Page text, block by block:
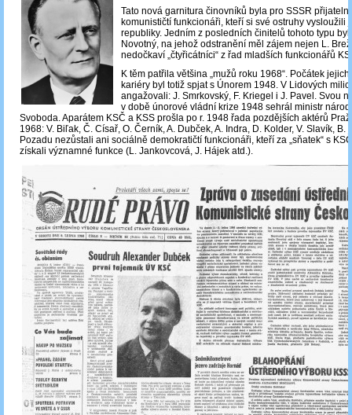
Tato nová garnitura činovníků byla pro SSSR
komunističtí funkcionáři, kteří si své ostruhy vysloužili
republiky. Jedním z posledních činitelů tohoto typu byl
Novotný, na jehož odstranění měl zájem nejen L.
nedočkaví „čtyřicátníci“ z řad mladších funkcionářů
K těm patřila většina „mužů roku 1968“. Počátek
kariéry byl totiž spjat s Únorem 1948. V Lidových
angažovali: J. Smrkovský, F. Kriegel i J. Pavel. Svou
v době únorové vládní krize 1948 sehrál ministr
Svoboda. Aparátem KSČ a KSS prošla po r. 1948 řada pozdějších aktérů
1968: V. Biľak, Č. Císař, O. Černík, A. Dubček, A. Indra, D. Kolder, V. Slavík, B.
Pozadu nezůstali ani sociálně demokratičtí funkcionáři, kteří za „sňatek“ s
získali významné funkce (L. Jankovcová, J. Hájek atd.).